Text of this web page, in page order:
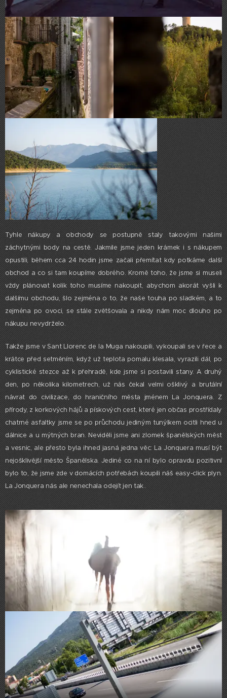
Tyhle nákupy a obchody se postupně staly takovými našimi
záchytnými body na cestě. Jakmile jsme jeden krámek i s nákupem
opustili, během cca 24 hodin jsme začali přemítat kdy potkáme další
obchod a co si tam koupíme dobrého. Kromě toho, že jsme si museli
vždy plánovat kolik toho musíme nakoupit, abychom akorát vyšli k
dalšímu obchodu, šlo zejména o to, že naše touha po sladkém, a to
zejména po ovoci, se stále zvětšovala a nikdy nám moc dlouho po
nákupu nevydrželo.
Takže jsme v Sant Llorenc de la Muga nakoupili, vykoupali se v řece a
krátce před setměním, když už teplota pomalu klesala, vyrazili dál, po
cyklistické stezce až k přehradě, kde jsme si postavili stany. A druhý
den, po několika kilometrech, už nás čekal velmi ošklivý a brutální
návrat do civilizace, do hraničního města jménem La Jonquera. Z
přírody, z korkových hájů a pískových cest, které jen občas prostřídaly
chatrné asfaltky jsme se po průchodu jediným tunýlkem ocitli hned u
dálnice a u mýtných bran. Neviděli jsme ani zlomek španělských měst
a vesnic, ale přesto byla ihned jasná jedna věc: La Jonquera musí být
nejošklivější město Španělska. Jediné co na ní bylo opravdu pozitivní
bylo to, že jsme zde v domácích potřebách koupili náš easy-click plyn.
La Jonquera nás ale nenechala odejít jen tak..